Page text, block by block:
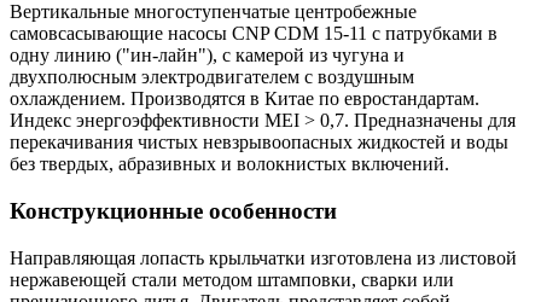
Вертикальные многоступенчатые центробежные
самовсасывающие насосы CNP CDM 15-11 с патрубками в
одну линию ("ин-лайн"), с камерой из чугуна и
двухполюсным электродвигателем с воздушным
охлаждением. Производятся в Китае по евростандартам.
Индекс энергоэффективности MEI > 0,7. Предназначены для
перекачивания чистых невзрывоопасных жидкостей и воды
без твердых, абразивных и волокнистых включений.
Конструкционные особенности
Направляющая лопасть крыльчатки изготовлена из листовой
нержавеющей стали методом штамповки, сварки или